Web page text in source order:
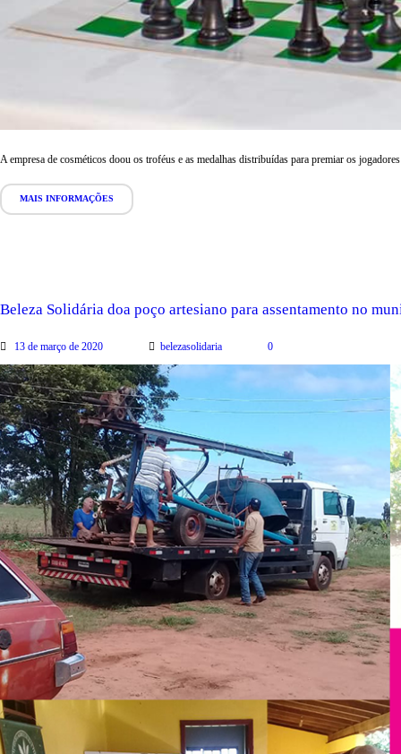
A empresa de cosméticos doou os troféus e as medalhas distribuídas para premiar os
MAIS INFORMAÇÕES
Beleza Solidária doa poço artesiano para assentamento no
13 de março de 2020 belezasolidaria 0